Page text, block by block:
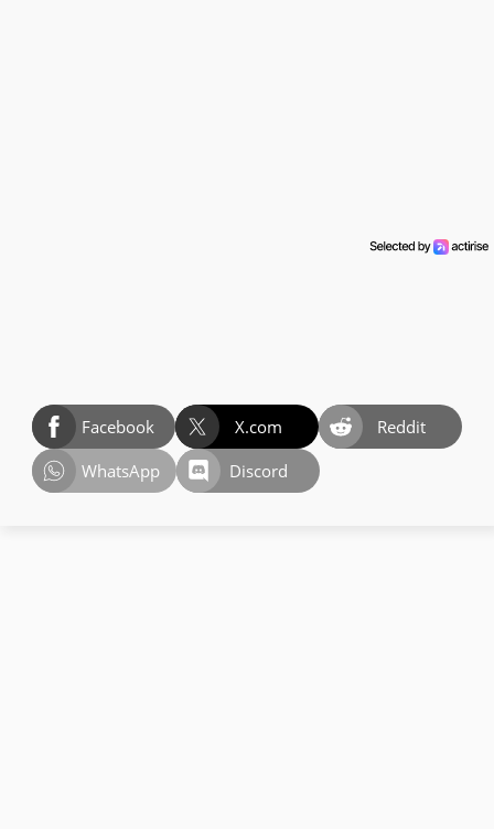
Facebook X.com
Reddit
WhatsApp
Discord